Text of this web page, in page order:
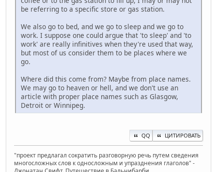
be referring to a specific store or gas station.
We also go to bed, and we go to sleep and we go to
work. I suppose one could argue that 'to sleep' and 'to
work' are really infinitives when they're used that way,
but most of us consider them to be places where we
go.
Where did this come from? Maybe from place names.
We may go to heaven or hell, and we don't use an
article with proper place names such as Glasgow,
Detroit or Winnipeg.
QQ ЦИТИРОВАТЬ
"проект предлагал сократить разговорную речь путем сведения
многосложных слов к односложным и упразднения глаголов" -